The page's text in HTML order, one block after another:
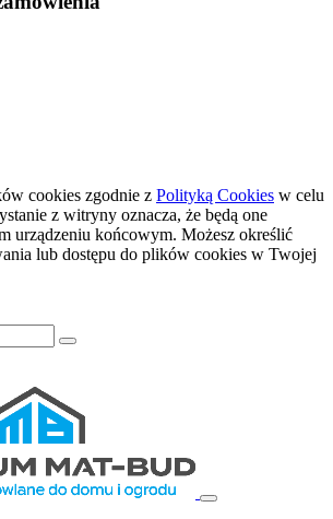
cookies zgodnie z Polityką Cookies w celu
z witryny oznacza, że będą one
urządzeniu końcowym. Możesz określić
lub dostępu do plików cookies w Twojej